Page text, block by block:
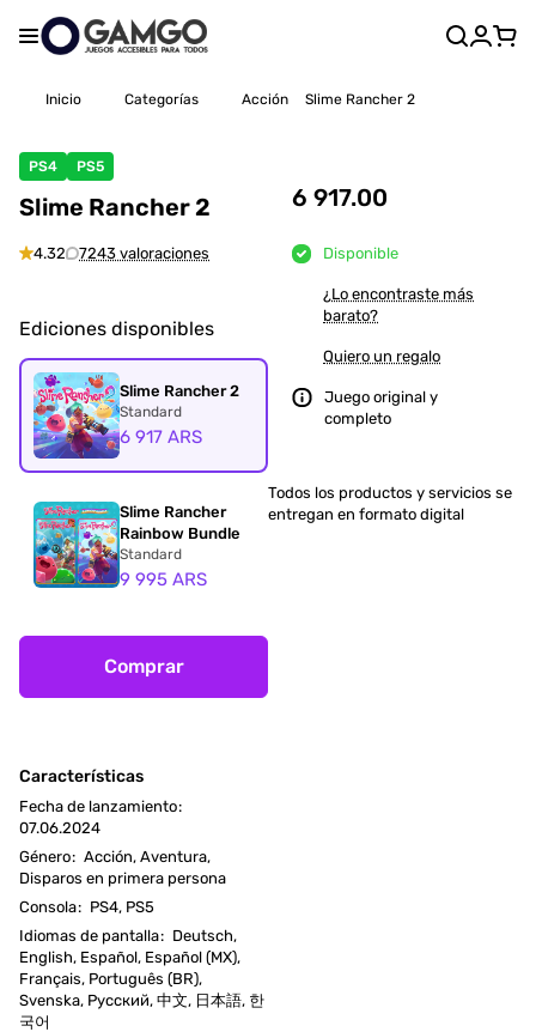
Inicio Categorías Acción Slime Rancher 2
PS4 PS5
Slime Rancher 2
4.32 7243 valoraciones
Ediciones disponibles
Slime Rancher 2
Standard
6 917 ARS
Slime Rancher
Rainbow Bundle
Standard
9 995 ARS
Comprar
Características
Fecha de lanzamiento:
07.06.2024
Género: Acción, Aventura,
Disparos en primera persona
Consola: PS4, PS5
Idiomas de pantalla: Deutsch,
English, Español, Español (MX),
Français, Português (BR),
Svenska, Русский, 中文, 日本語, 한
국어
6 917.00
Disponible
¿Lo encontraste más
barato?
Quiero un regalo
Juego original y
completo
Todos los productos y servicios se
entregan en formato digital